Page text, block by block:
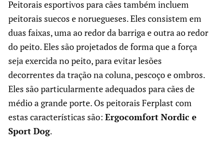
Peitorais esportivos para cães também incluem
peitorais suecos e noruegueses. Eles consistem em
duas faixas, uma ao redor da barriga e outra ao redor
do peito. Eles são projetados de forma que a força
seja exercida no peito, para evitar lesões
decorrentes da tração na coluna, pescoço e ombros.
Eles são particularmente adequados para cães de
médio a grande porte. Os peitorais Ferplast com
estas características são: Ergocomfort Nordic e
Sport Dog.